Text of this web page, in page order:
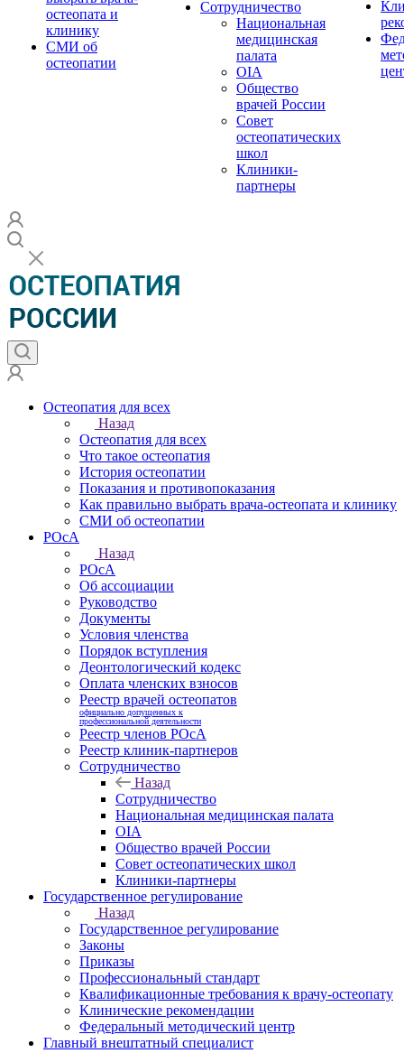
остеопата и
клинику
СМИ об
остеопатии
Сотрудничество
Национальная
медицинская
палата
OIA
Общество
врачей России
Совет
остеопатических
школ
Клиники-
партнеры
Остеопатия для всех
Назад
Остеопатия для всех
Что такое остеопатия
История остеопатии
Показания и противопоказания
Как правильно выбрать врача-остеопата и клинику
СМИ об остеопатии
РОсА
Назад
РОсА
Об ассоциации
Руководство
Документы
Условия членства
Порядок вступления
Деонтологический кодекс
Оплата членских взносов
Реестр врачей остеопатов
официально допущенных к
профессиональной деятельности
Реестр членов РОсА
Реестр клиник-партнеров
Сотрудничество
Назад
Сотрудничество
Национальная медицинская палата
OIA
Общество врачей России
Совет остеопатических школ
Клиники-партнеры
Государственное регулирование
Назад
Государственное регулирование
Законы
Приказы
Профессиональный стандарт
Квалификационные требования к врачу-остеопату
Клинические рекомендации
Федеральный методический центр
Главный внештатный специалист